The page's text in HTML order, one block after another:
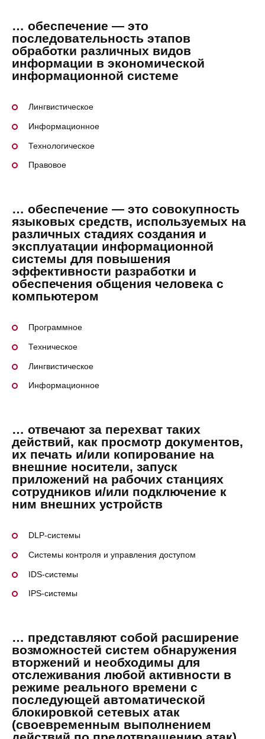
… обеспечение — это
последовательность этапов
обработки различных видов
информации в экономической
информационной системе
Лингвистическое
Информационное
Технологическое
Правовое
… обеспечение — это совокупность
языковых средств, используемых на
различных стадиях создания и
эксплуатации информационной
системы для повышения
эффективности разработки и
обеспечения общения человека с
компьютером
Программное
Техническое
Лингвистическое
Информационное
… отвечают за перехват таких
действий, как просмотр документов,
их печать и/или копирование на
внешние носители, запуск
приложений на рабочих станциях
сотрудников и/или подключение к
ним внешних устройств
DLP-системы
Системы контроля и управления доступом
IDS-системы
IPS-системы
… представляют собой расширение
возможностей систем обнаружения
вторжений и необходимы для
отслеживания любой активности в
режиме реального времени с
последующей автоматической
блокировкой сетевых атак
(своевременным выполнением